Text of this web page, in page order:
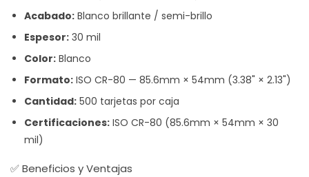
Acabado: Blanco brillante / semi-brillo
Espesor: 30 mil
Color: Blanco
Formato: ISO CR-80 — 85.6mm × 54mm (3.38" × 2.13")
Cantidad: 500 tarjetas por caja
Certificaciones: ISO CR-80 (85.6mm × 54mm × 30
mil)
✅ Beneficios y Ventajas